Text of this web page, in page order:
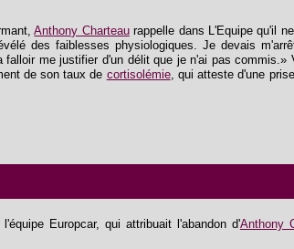
Anthony Charteaurappelle dans L'Equipe qu'il
des faiblesses physiologiques. Je devais
me justifier d'un délit que je n'ai pas commis.»
de son taux de cortisolémie, qui atteste d'une
Europcar, qui attribuait l'abandon d'Anthony